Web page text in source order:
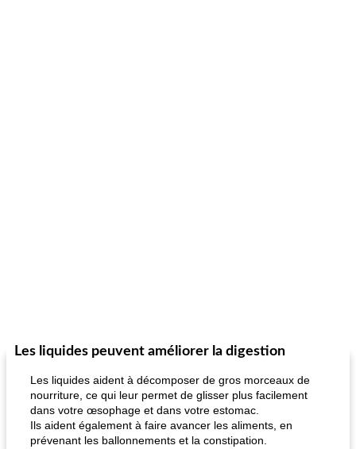
Les liquides peuvent améliorer la digestion
Les liquides aident à décomposer de gros morceaux de
nourriture, ce qui leur permet de glisser plus facilement
dans votre œsophage et dans votre estomac.
Ils aident également à faire avancer les aliments, en
prévenant les ballonnements et la constipation.